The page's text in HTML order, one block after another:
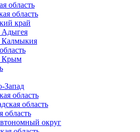
область
область
край
Адыгея
Калмыкия
Крым
Запад
область
область
область
округ